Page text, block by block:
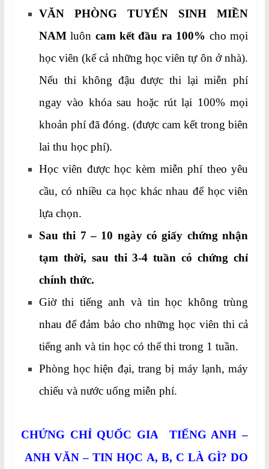
VĂN PHÒNG TUYỂN SINH MIỀN
NAMluôn cam kết đầu ra 100% cho mọi
học viên (kể cả những học viên tự ôn ở nhà).
Nếu thi không đậu được thi lại miễn phí
ngay vào khóa sau hoặc rút lại 100% mọi
khoản phí đã đóng. (được cam kết trong biên
lai thu học phí).
Học viên được học kèm miễn phí theo yêu
cầu, có nhiều ca học khác nhau để học viên
lựa chọn.
Sau thi 7 – 10 ngày có giấy chứng nhận
tạm thời, sau thi 3-4 tuần có chứng chỉ
chính thức.
Giờ thi tiếng anh và tin học không trùng
nhau để đảm bảo cho những học viên thi cả
tiếng anh và tin học có thể thi trong 1 tuần.
Phòng học hiện đại, trang bị máy lạnh, máy
chiếu và nước uống miễn phí.
CHỨNG CHỈ QUỐC GIA TIẾNG ANH –
ANH VĂN – TIN HỌC A, B, C LÀ GÌ? DO